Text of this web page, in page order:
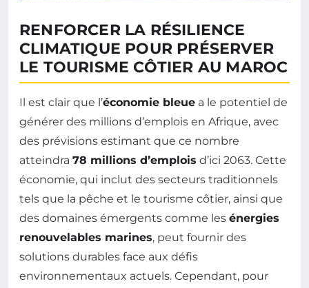
RENFORCER LA RÉSILIENCE
CLIMATIQUE POUR PRÉSERVER
LE TOURISME CÔTIER AU MAROC
Il est clair que l’économie bleue a le potentiel de
générer des millions d’emplois en Afrique, avec
des prévisions estimant que ce nombre
atteindra 78 millions d’emplois d’ici 2063. Cette
économie, qui inclut des secteurs traditionnels
tels que la pêche et le tourisme côtier, ainsi que
des domaines émergents comme les énergies
renouvelables marines, peut fournir des
solutions durables face aux défis
environnementaux actuels. Cependant, pour